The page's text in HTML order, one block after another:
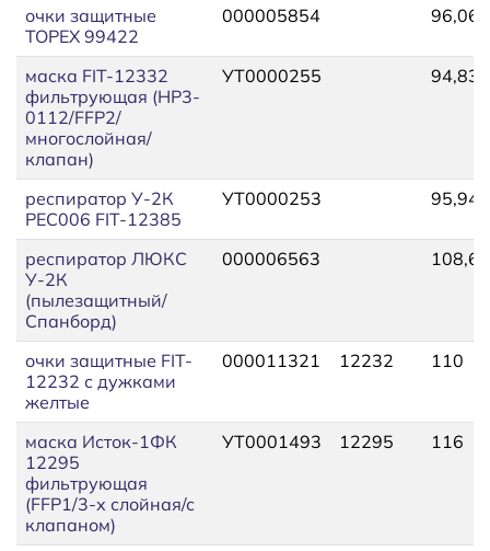
очки защитные
TOPEX 99422
000005854 96,06
маска FIT-12332
фильтрующая (HP3-
0112/FFP2/
многослойная/
клапан)
УТ0000255 94,83
респиратор У-2К
РЕС006 FIT-12385
УТ0000253 95,94
респиратор ЛЮКС
У-2К
(пылезащитный/
Спанборд)
000006563 108,61
очки защитные FIT-
12232 с дужками
желтые
000011321 12232 110
маска Исток-1ФК
12295
фильтрующая
(FFP1/3-х слойная/с
клапаном)
УТ0001493 12295 116